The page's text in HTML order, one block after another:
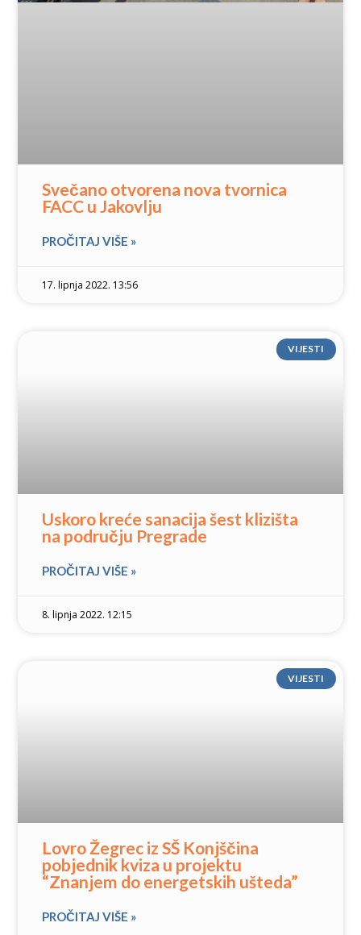
Svečano otvorena nova tvornica
FACC u Jakovlju
PROČITAJ VIŠE »
17. lipnja 2022. 13:56
VIJESTI
Uskoro kreće sanacija šest klizišta
na području Pregrade
PROČITAJ VIŠE »
8. lipnja 2022. 12:15
VIJESTI
Lovro Žegrec iz SŠ Konjščina
pobjednik kviza u projektu
“Znanjem do energetskih ušteda”
PROČITAJ VIŠE »